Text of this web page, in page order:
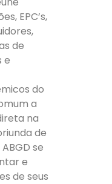
EPC’s,
de
e
do
a
na
de
se
e
de seus